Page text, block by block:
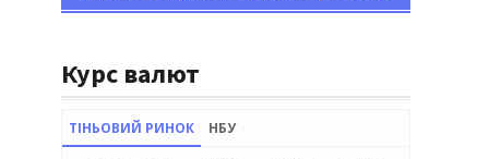
Курс валют
ТІНЬОВИЙ РИНОК НБУ